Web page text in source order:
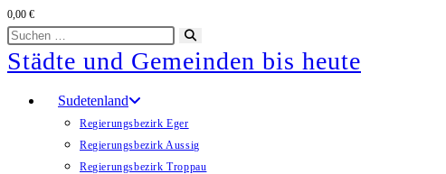
0,00 €
Diese
Website
durchsuchen
starten
Städte und Gemeinden bis heute
Sudetenland
Regierungsbezirk Eger
Regierungsbezirk Aussig
Regierungsbezirk Troppau